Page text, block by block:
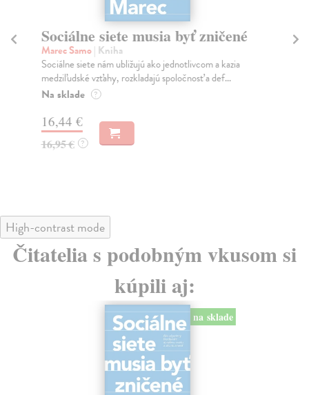
Sociálne siete musia byť zničené
Marec Samo| Kniha
Sociálne siete nám ubližujú ako jednotlivcom a kazia
medziľudské vzťahy, rozkladajú spoločnosť a def...
Na sklade ?
16,44 €
16,95 € ?
High-contrast mode
Čitatelia s podobným vkusom si
kúpili aj:
na sklade